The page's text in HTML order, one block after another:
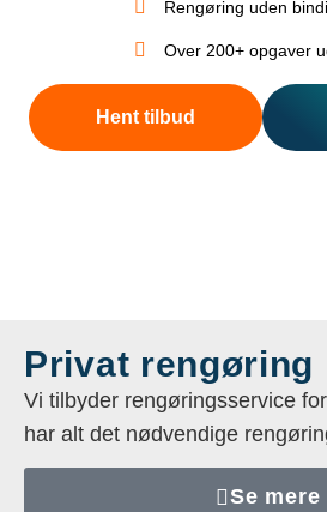
Rengøring uden
Over 200+ opgaver
Hent tilbud
Privat rengøring
Vi tilbyder rengøringsservice
har alt det nødvendige
Se mere